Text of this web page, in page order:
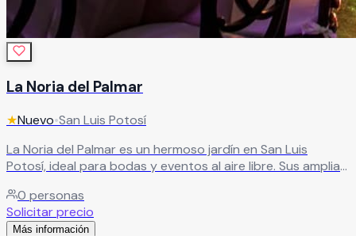
La Noria del Palmar
★Nuevo•San Luis Potosí
La Noria del Palmar es un hermoso jardín en San Luis
Potosí, ideal para bodas y eventos al aire libre. Sus amplias
celebración especial, acompañada de excelente atención.
Leer más
0 personas
Solicitar precio
Más información